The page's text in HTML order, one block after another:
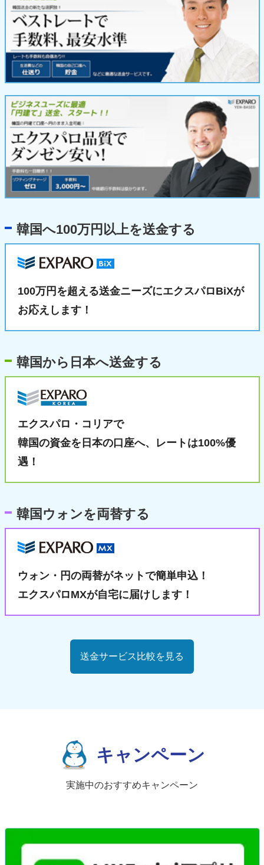
韓国へ100万円以上を送金する
100万円を超える送金ニーズにエクスパロBiXが
お応えします！
韓国から日本へ送金する
エクスパロ・コリアで
韓国の資金を日本の口座へ、
レートは100%優
遇！
韓国ウォンを両替する
ウォン・円の両替がネットで簡単申込！
エクスパロMXが自宅に届けします！
送金サービス比較を見る
キャンペーン
実施中のおすすめキャンペーン